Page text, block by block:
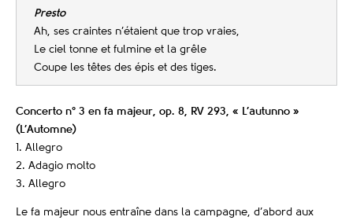
Presto
Ah, ses craintes n’étaient que trop vraies,
Le ciel tonne et fulmine et la grêle
Coupe les têtes des épis et des tiges.
Concerto n° 3 en fa majeur, op. 8, RV 293, « L’autunno »
(L’Automne)
1. Allegro
2. Adagio molto
3. Allegro
Le fa majeur nous entraîne dans la campagne, d’abord aux